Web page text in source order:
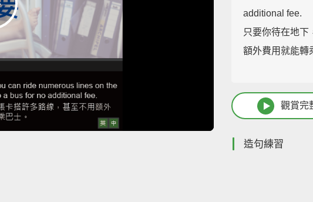
additional fee.
只要你待在地下
額外費用就能轉
觀賞完
造句練習